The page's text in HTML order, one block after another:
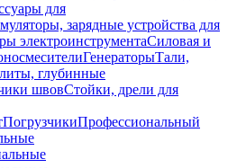
для
зарядные устройства для
электроинструментаСиловая и
ГенераторыТали,
глубинные
швовСтойки, дрели для
ПогрузчикиПрофессиональный